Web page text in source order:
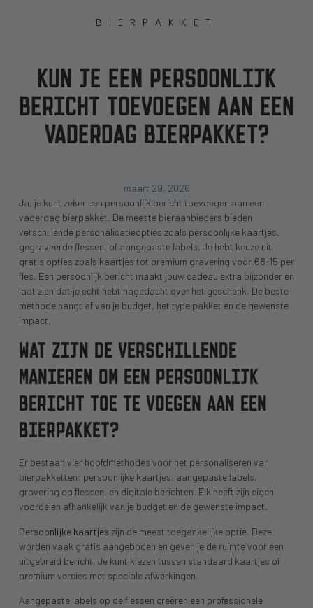
BIERPAKKET
KUN JE EEN PERSOONLIJK
BERICHT TOEVOEGEN AAN EEN
VADERDAG BIERPAKKET?
maart 29, 2026
Ja, je kunt zeker een persoonlijk bericht toevoegen aan een
vaderdag bierpakket. De meeste bieraanbieders bieden
verschillende personalisatieopties zoals persoonlijke kaartjes,
gegraveerde flessen, of aangepaste labels. Je hebt keuze uit
gratis opties zoals kaartjes tot premium gravering voor €8-15 per
fles. Een persoonlijk bericht maakt jouw cadeau extra bijzonder en
laat zien dat je echt hebt nagedacht over het geschenk. De beste
methode hangt af van je budget, het type pakket en de gewenste
impact.
WAT ZIJN DE VERSCHILLENDE
MANIEREN OM EEN PERSOONLIJK
BERICHT TOE TE VOEGEN AAN EEN
BIERPAKKET?
Er bestaan vier hoofdmethodes voor het personaliseren van
bierpakketten: persoonlijke kaartjes, aangepaste labels,
gravering op flessen, en digitale berichten. Elk heeft zijn eigen
voordelen afhankelijk van je budget en de gewenste impact.
Persoonlijke kaartjes zijn de meest toegankelijke optie. Deze
worden vaak gratis aangeboden en geven je de ruimte voor een
uitgebreid bericht. Je kunt kiezen tussen standaard kaartjes of
premium versies met speciale afwerkingen.
Aangepaste labels op de flessen creëren een professionele